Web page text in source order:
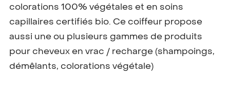
colorations 100% végétales et en soins
capillaires certifiés bio. Ce coiffeur propose
aussi une ou plusieurs gammes de produits
pour cheveux en vrac / recharge (shampoings,
démêlants, colorations végétale)